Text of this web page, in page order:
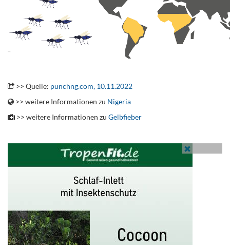
>> Quelle: punchng.com, 10.11.2022
>> weitere Informationen zu Nigeria
>> weitere Informationen zu Gelbfieber